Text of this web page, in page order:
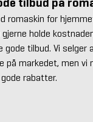
romaskin for
holde
tilbud. Vi selger
på markedet, men vi
rabatter.